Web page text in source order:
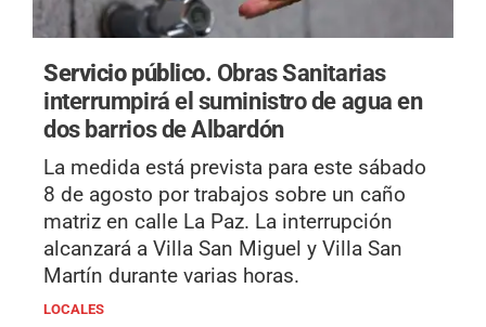
Servicio público. Obras Sanitarias
interrumpirá el suministro de agua en
dos barrios de Albardón
La medida está prevista para este sábado
8 de agosto por trabajos sobre un caño
matriz en calle La Paz. La interrupción
alcanzará a Villa San Miguel y Villa San
Martín durante varias horas.
LOCALES